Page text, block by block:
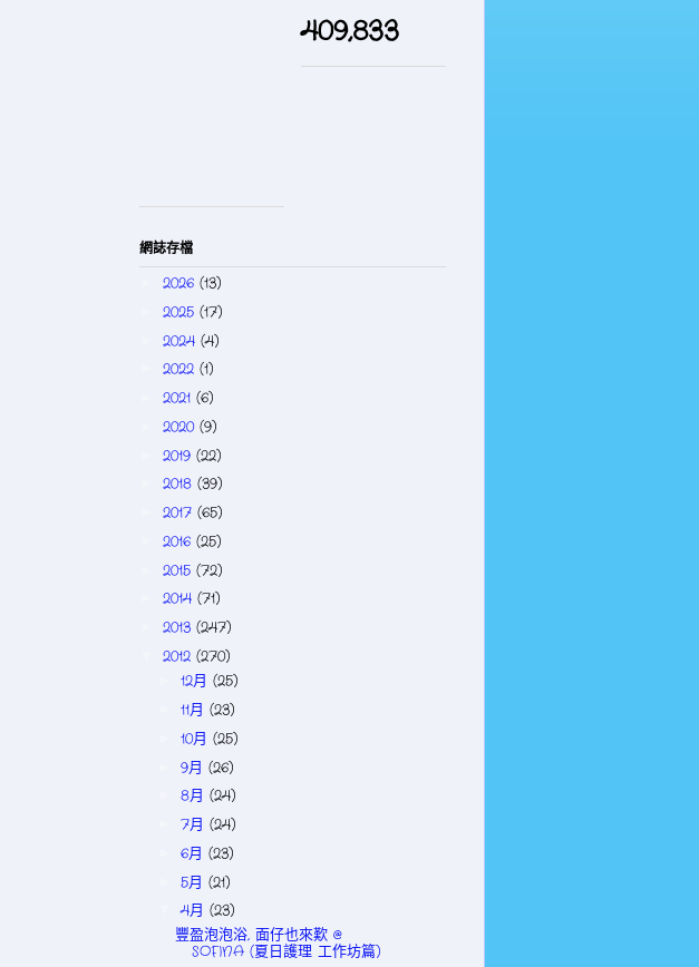
409,833
網誌存檔
2026 (13)
2025 (17)
2024 (4)
2022 (1)
2021 (6)
2020 (9)
2019 (22)
2018 (39)
2017 (65)
2016 (25)
2015 (72)
2014 (71)
2013 (247)
2012 (270)
12月 (25)
11月 (23)
10月 (25)
9月 (26)
8月 (24)
7月 (24)
6月 (23)
5月 (21)
▼4月 (23)
豐盈泡泡浴, 面仔也來歎 @
SOFINA (夏日護理 工作坊篇)